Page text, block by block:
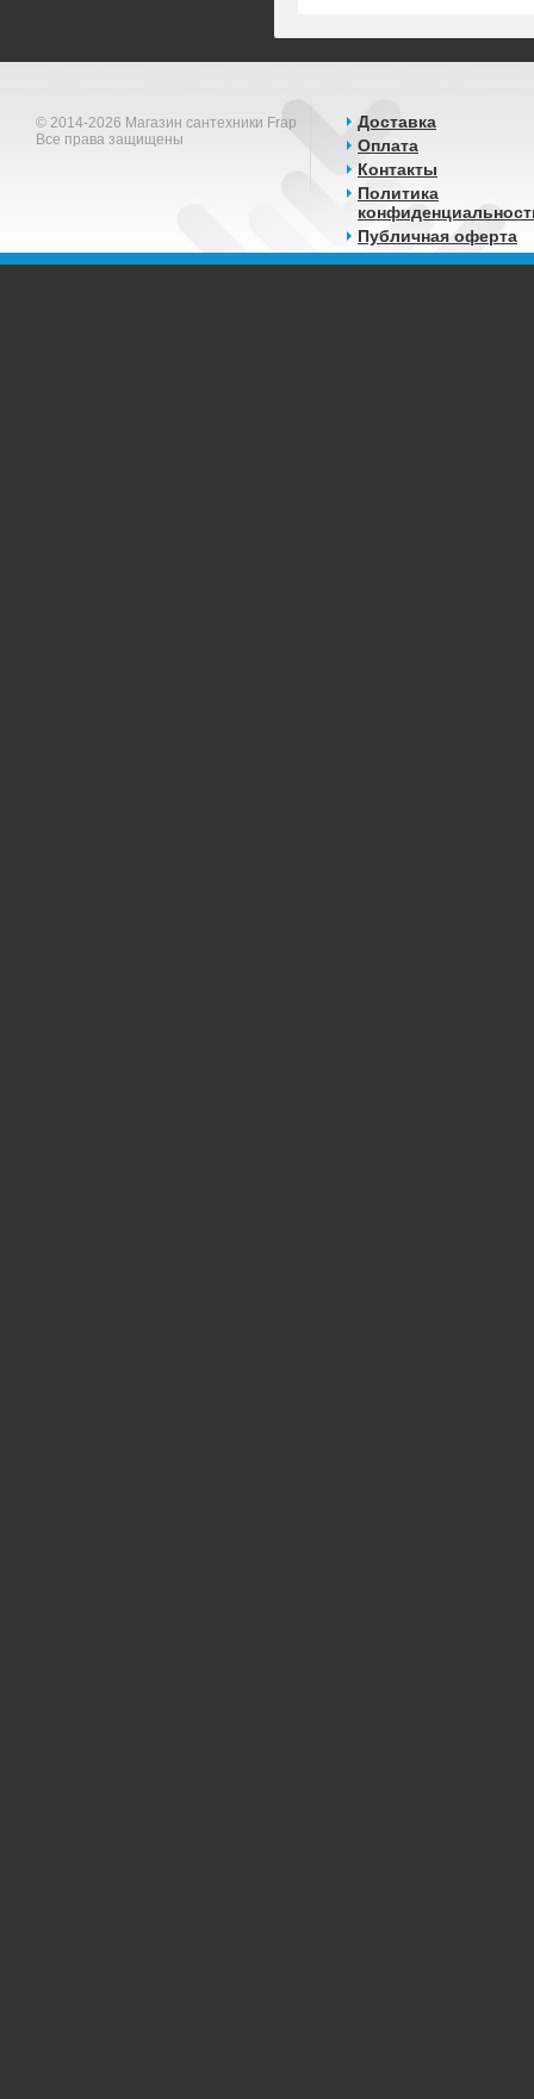
© 2014-2026 Магазин сантехники Frap
Все права защищены
Доставка
Оплата
Контакты
Политика
Публичная оферта